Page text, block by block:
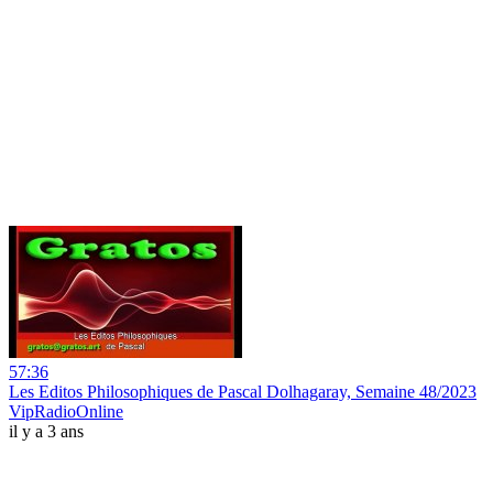
57:36
Les Editos Philosophiques de Pascal Dolhagaray, Semaine 48/2023
VipRadioOnline
il y a 3 ans